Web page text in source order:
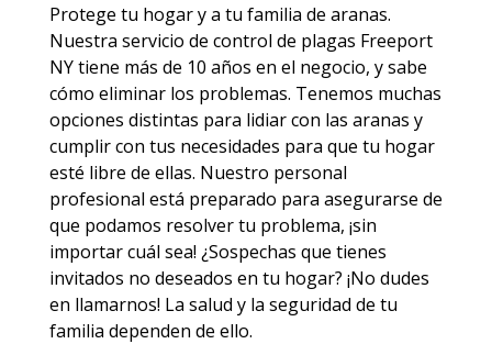
Protege tu hogar y a tu familia de aranas.
Nuestra servicio de control de plagas Freeport
NYtiene más de 10 años en el negocio, y sabe
cómo eliminar los problemas. Tenemos muchas
opciones distintas para lidiar con las aranas y
cumplir con tus necesidades para que tu hogar
esté libre de ellas. Nuestro personal
profesional está preparado para asegurarse de
que podamos resolver tu problema, ¡sin
importar cuál sea! ¿Sospechas que tienes
invitados no deseados en tu hogar? ¡No dudes
en llamarnos! La salud y la seguridad de tu
familia dependen de ello.